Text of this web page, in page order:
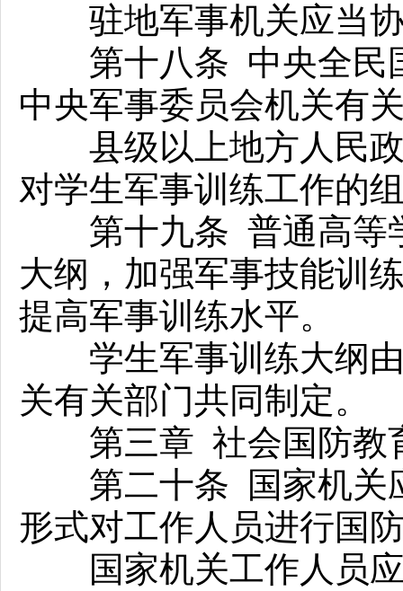
驻地军事机关应当协
第十八条 中央全民国
中央军事委员会机关有
县级以上地方人民政
对学生军事训练工作的
第十九条 普通高等学
大纲，加强军事技能训
提高军事训练水平。
学生军事训练大纲由
关有关部门共同制定。
第三章 社会国防教
第二十条 国家机关应
形式对工作人员进行国
国家机关工作人员应